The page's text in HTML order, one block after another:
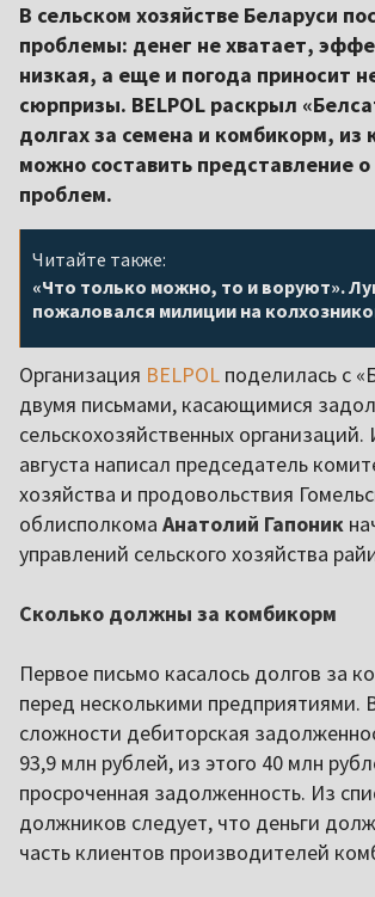
В сельском хозяйстве Беларуси
проблемы: денег не хватает,
низкая, а еще и погода приносит
сюрпризы. BELPOL раскрыл
долгах за семена и комбикорм, из
можно составить представление
проблем.
Читайте также:
«Что только можно, то и воруют».
пожаловался милиции на
Организация BELPOL поделилась с
двумя письмами, касающимися
сельскохозяйственных организаций.
августа написал председатель
хозяйства и продовольствия
облисполкома Анатолий Гапоник
управлений сельского хозяйства
Сколько должны за комбикорм
Первое письмо касалось долгов за
перед несколькими предприятиями.
сложности дебиторская
93,9 млн рублей, из этого 40 млн
просроченная задолженность. Из
должников следует, что деньги
часть клиентов производителей